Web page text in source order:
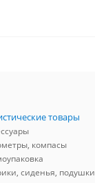
товары
компасы
сиденья, подушки